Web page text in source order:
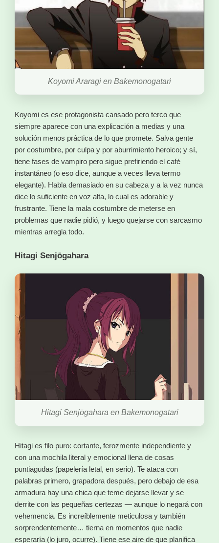
Koyomi Araragi en Bakemonogatari
Koyomi es ese protagonista cansado pero terco que
siempre aparece con una explicación a medias y una
solución menos práctica de lo que promete. Salva gente
por costumbre, por culpa y por aburrimiento heroico; y sí,
tiene fases de vampiro pero sigue prefiriendo el café
instantáneo (o eso dice, aunque a veces lleva termo
elegante). Habla demasiado en su cabeza y a la vez nunca
dice lo suficiente en voz alta, lo cual es adorable y
frustrante. Tiene la mala costumbre de meterse en
problemas que nadie pidió, y luego quejarse con sarcasmo
mientras arregla todo.
Hitagi Senjōgahara
Hitagi Senjōgahara en Bakemonogatari
Hitagi es filo puro: cortante, ferozmente independiente y
con una mochila literal y emocional llena de cosas
puntiagudas (papelería letal, en serio). Te ataca con
palabras primero, grapadora después, pero debajo de esa
armadura hay una chica que teme dejarse llevar y se
derrite con las pequeñas certezas — aunque lo negará con
vehemencia. Es increíblemente meticulosa y también
sorprendentemente… tierna en momentos que nadie
esperaría (lo juro, ocurre). Tiene ese aire de que planifica